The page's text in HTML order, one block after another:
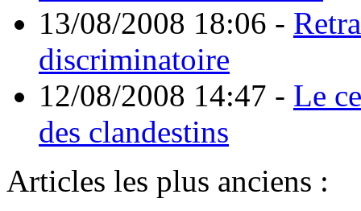
13/08/2008 18:06 -
discriminatoire
12/08/2008 14:47 - Le
des clandestins
Articles les plus anciens :